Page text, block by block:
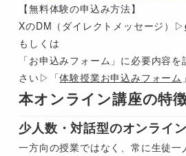
【無料体験の申込み方法】
XのDM（ダイレクトメッセージ）▷
もしくは
「お申込みフォーム」に必要内容
さい▷「体験授業お申込みフォーム 」
本オンライン講座の特
少人数・対話型のオンライ
一方向の授業ではなく、常に生徒